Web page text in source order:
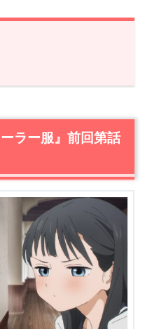
服』前回第話のあらすじ
んのセーラー服』第4話
る小路！でもなんだかいま
を掴んで出来上がった写真
服』第4話のあらすじ・
ラー服』前回第話